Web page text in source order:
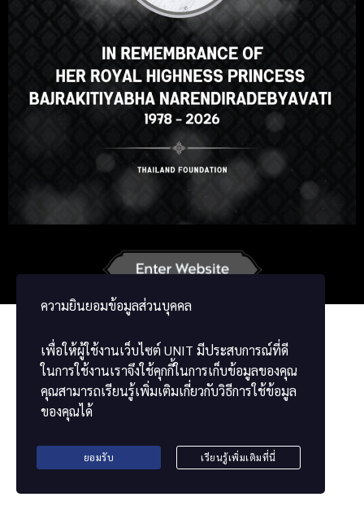
ENROLL COURSE
ความยินยอมข้อมูลส่วนบุคคล
เพื่อให้ผู้ใช้งานเว็บไซต์ UNIT มีประสบการณ์ที่ดี
ในการใช้งานเราจึงใช้คุกกี้ในการเก็บข้อมูลของคุณ
คุณสามารถเรียนรู้เพิ่มเติมเกี่ยวกับวิธีการใช้ข้อมูล
ของคุณได้
ยอมรับ เรียนรู้เพิ่มเติมที่นี่
Select your language
ภาษาไทย Russian
Japanese German
Chinese
ខ្មែរ